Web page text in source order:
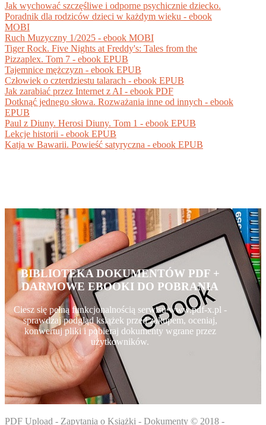
Jak wychować szczęśliwe i odporne psychicznie dziecko.
Poradnik dla rodziców dzieci w każdym wieku - ebook
MOBI
Ruch Muzyczny 1/2025 - ebook MOBI
Tiger Rock. Five Nights at Freddy's: Tales from the
Pizzaplex. Tom 7 - ebook EPUB
Tajemnice mężczyzn - ebook EPUB
Człowiek o czterdziestu talarach - ebook EPUB
Jak zarabiać przez Internet z AI - ebook PDF
Dotknąć jednego słowa. Rozważania inne od innych - ebook
EPUB
Paul z Diuny. Herosi Diuny. Tom 1 - ebook EPUB
Lekcje historii - ebook EPUB
Katja w Bawarii. Powieść satyryczna - ebook EPUB
BIBLIOTEKA DOKUMENTÓW PDF +
DARMOWE EBOOKI DO POBRANIA
Ciesz się pełną funkcjonalnością serwisu www.pdf-x.pl -
sprawdzaj podgląd książek przed zakupem, oceniaj,
konwertuj pliki i pobieraj dokumenty wgrane przez
użytkowników.
PDF Upload - Zapytania o Książki - Dokumenty © 2018 -